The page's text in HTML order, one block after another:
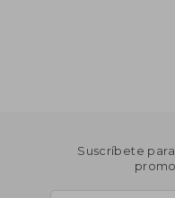
Suscríbete